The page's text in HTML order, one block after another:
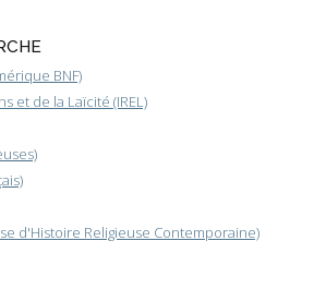
BNF)
et de la Laïcité (IREL)
d'Histoire Religieuse Contemporaine)